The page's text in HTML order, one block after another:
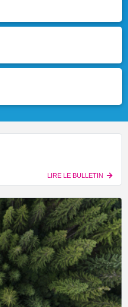
LIRE LE BULLETIN